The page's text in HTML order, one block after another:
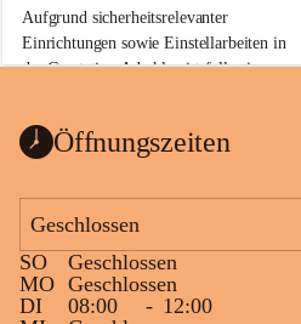
Aufgrund sicherheitsrelevanter
Einrichtungen sowie Einstellarbeiten in
der Gasstation Aderklaa ist fallweise
kommenden Tagen und Wochen wird
sein.
Die OMV Austria ist bemüht, für die
Bevölkerung ungewohnte, jedoch
technisch notwendige Betriebszustände so
kurz wie möglich zu halten.
Öffnungszeiten
Geschlossen
SO
Geschlossen
MO Geschlossen
DI
08:00 - 12:00